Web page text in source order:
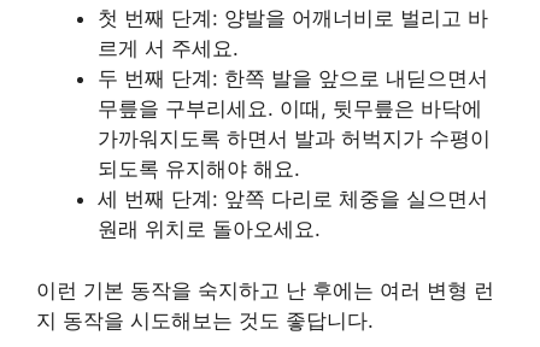
첫 번째 단계: 양발을 어깨너비로 벌리고 바
르게 서 주세요.
두 번째 단계: 한쪽 발을 앞으로 내딛으면서
무릎을 구부리세요. 이때, 뒷무릎은 바닥에
가까워지도록 하면서 발과 허벅지가 수평이
되도록 유지해야 해요.
세 번째 단계: 앞쪽 다리로 체중을 실으면서
원래 위치로 돌아오세요.
이런 기본 동작을 숙지하고 난 후에는 여러 변형 런
지 동작을 시도해보는 것도 좋답니다.